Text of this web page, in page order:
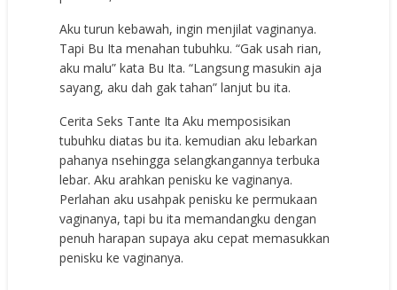
Aku turun kebawah, ingin menjilat vaginanya.
Tapi Bu Ita menahan tubuhku. “Gak usah rian,
aku malu” kata Bu Ita. “Langsung masukin aja
sayang, aku dah gak tahan” lanjut bu ita.
Cerita Seks Tante Ita Aku memposisikan
tubuhku diatas bu ita. kemudian aku lebarkan
pahanya nsehingga selangkangannya terbuka
lebar. Aku arahkan penisku ke vaginanya.
Perlahan aku usahpak penisku ke permukaan
vaginanya, tapi bu ita memandangku dengan
penuh harapan supaya aku cepat memasukkan
penisku ke vaginanya.